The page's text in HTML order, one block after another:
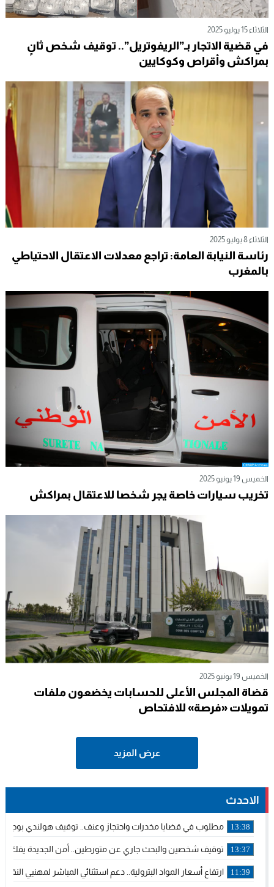
الثلاثاء 15 يوليو 2025
في قضية الاتجار بـ”الريفوتريل”.. توقيف شخص ثانٍ
بمراكش وأقراص وكوكايين
الثلاثاء 8 يوليو 2025
رئاسة النيابة العامة: تراجع معدلات الاعتقال الاحتياطي
بالمغرب
الخميس 19 يونيو 2025
تخريب سيارات خاصة يجر شخصا للاعتقال بمراكش
الخميس 19 يونيو 2025
قضاة المجلس الأعلى للحسابات يخضعون ملفات
تمويلات «فرصة» للافتحاص
عرض المزيد
الاحدث
13:38 مطلوب في قضايا مخدرات واحتجاز وعنف.. توقيف هولندي بوجدة
13:37 توقيف شخصين والبحث جاري عن متورطين.. أمن الجديدة يفك
11:39 ارتفاع أسعار المواد البترولية.. دعم استثنائي المباشر لمهنيي